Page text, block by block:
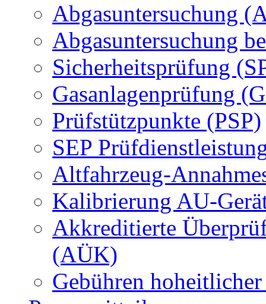
Abgasuntersuchung
Abgasuntersuchung
Sicherheitsprüfung
Gasanlagenprüfung
Prüfstützpunkte (PSP)
SEP
Altfahrzeug-
Kalibrierung AU-
Akkreditierte
(AÜK)
Gebühren